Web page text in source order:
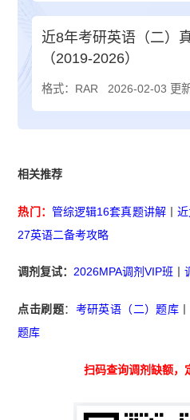
近8年考研英语（二）
（2019-2026）
格式：RAR 2026-02-03 更
相关推荐
热门： 管综逻辑16套真题讲解丨
27英语二备考攻略
调剂复试：2026MPA调剂VIP班 丨
点击刷题： 考研英语（二）题库
题库
扫码查询调剂缺额，